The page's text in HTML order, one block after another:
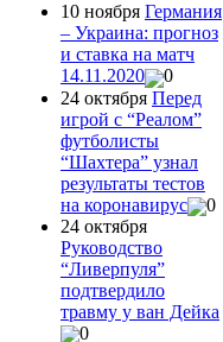
10 ноября Германия
– Украина: прогноз
и ставка на матч
14.11.2020
0
24 октября Перед
игрой с “Реалом”
футболисты
“Шахтера” узнал
результаты тестов
на коронавирус
0
24 октября
Руководство
“Ливерпуля”
подтвердило
травму у ван Дейка
0